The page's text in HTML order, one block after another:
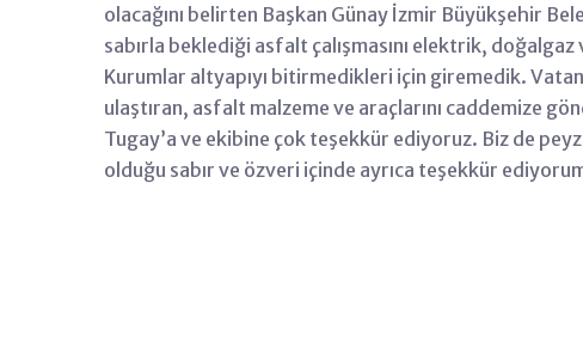
olacağını belirten Başkan Günay İzmir Büyükşehir
sabırla beklediği asfalt çalışmasını elektrik,
Kurumlar altyapıyı bitirmedikleri için giremedik.
ulaştıran, asfalt malzeme ve araçlarını caddemize
Tugay’a ve ekibine çok teşekkür ediyoruz. Biz de
olduğu sabır ve özveri içinde ayrıca teşekkür